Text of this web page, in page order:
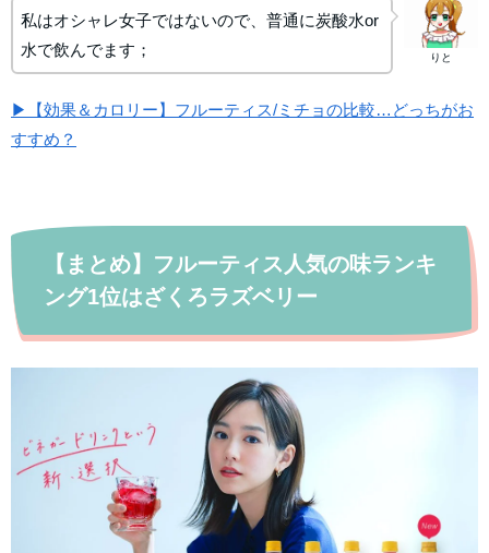
りと
私はオシャレ女子ではないので、普通に炭酸水or
水で飲んでます；
▶【効果＆カロリー】フルーティス/ミチョの比較…どっちがお
すすめ？
【まとめ】フルーティス人気の味ランキ
ング1位はざくろラズベリー